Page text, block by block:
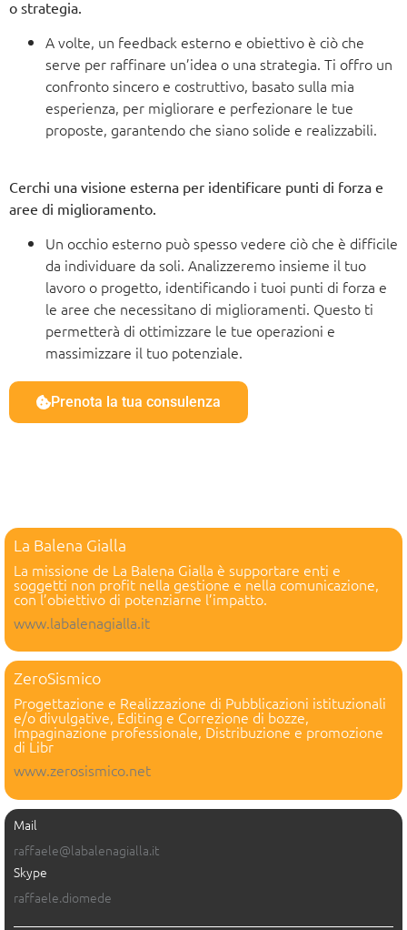
o strategia.
A volte, un feedback esterno e obiettivo è ciò che
serve per raffinare un’idea o una strategia. Ti offro un
confronto sincero e costruttivo, basato sulla mia
esperienza, per migliorare e perfezionare le tue
proposte, garantendo che siano solide e realizzabili.
Cerchi una visione esterna per identificare punti di forza e
aree di miglioramento.
Un occhio esterno può spesso vedere ciò che è difficile
da individuare da soli. Analizzeremo insieme il tuo
lavoro o progetto, identificando i tuoi punti di forza e
le aree che necessitano di miglioramenti. Questo ti
permetterà di ottimizzare le tue operazioni e
massimizzare il tuo potenziale.
Prenota la tua consulenza
La Balena Gialla
La missione de La Balena Gialla è supportare enti e
soggetti non profit nella gestione e nella comunicazione,
con l’obiettivo di potenziarne l’impatto.
www.labalenagialla.it
ZeroSismico
Progettazione e Realizzazione di Pubblicazioni istituzionali
e/o divulgative, Editing e Correzione di bozze,
Impaginazione professionale, Distribuzione e promozione
di Libr
www.zerosismico.net
Mail
raffaele@labalenagialla.it
Skype
raffaele.diomede